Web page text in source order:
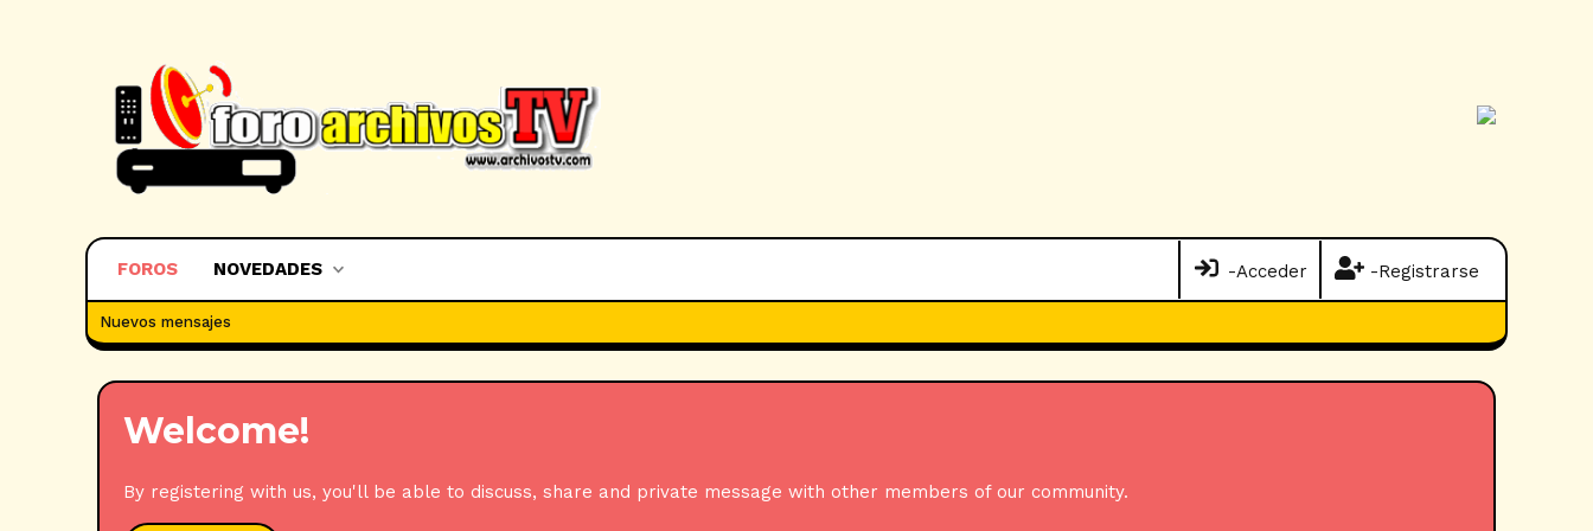
FOROS NOVEDADES -Acceder -Registrarse
Nuevos mensajes
Welcome!
By registering with us, you'll be able to discuss, share and private message with other members of our community.